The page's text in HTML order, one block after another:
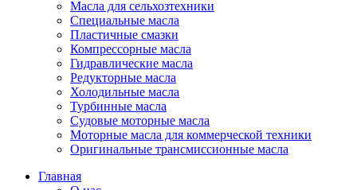
Масла для сельхозтехники
Специальные масла
Пластичные смазки
Компрессорные масла
Гидравлические масла
Редукторные масла
Холодильные масла
Турбинные масла
Судовые моторные масла
Моторные масла для коммерческой техники
Оригинальные трансмиссионные масла
Главная